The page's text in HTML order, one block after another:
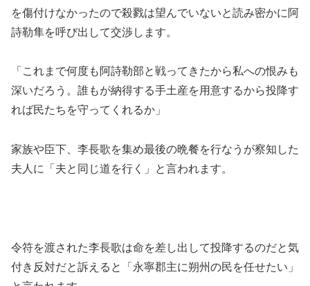
を傷付けなかったので殺戮は望んでいないと読み密かに阿
詩勒隼を呼び出して交渉します。
「これまで何度も阿詩勒部と戦ってきたから私への恨みも
深いだろう。誰もが納得する手土産を用意するから投降す
れば民たちを守ってくれるか」
家族や臣下、李長歌を集め最後の晩餐を行なうが察知した
夫人に「夫と同じ道を行く」と言われます。
令符を渡された李長歌は命を差し出して投降するのだと気
付き反対だと訴えると「永寧郡主に朔州の民を任せたい」